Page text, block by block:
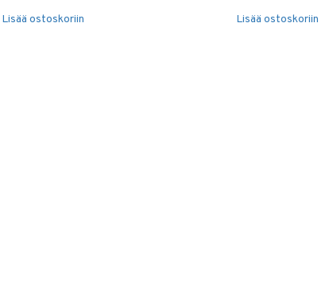
Lisää ostoskoriin Lisää ostoskoriin